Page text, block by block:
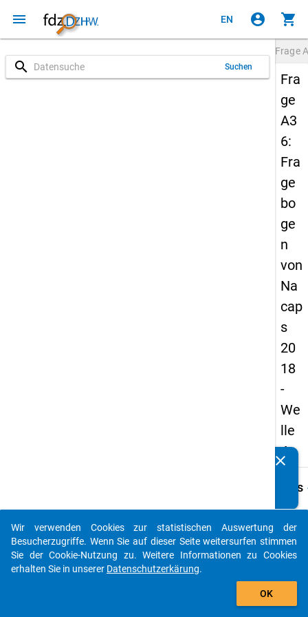
menu EN account_circle shopping_cart
search Suchen
Frage
Fra
ge
A3
6:
Fra
ge
bo
ge
n
von
Na
cap
s
20
18
-
We
lle
4
Details
A36
Wann
clear
auto_stories
add_shopping_cart
Wir verwenden Cookies zur statistischen Auswertung der
Besucherzugriffe. Wenn Sie auf dieser Seite weitersurfen stimmen
Sie der Cookie-Nutzung zu. Weitere Informationen zu Cookies
erhalten Sie in unserer Datenschutzerkärung.
OK